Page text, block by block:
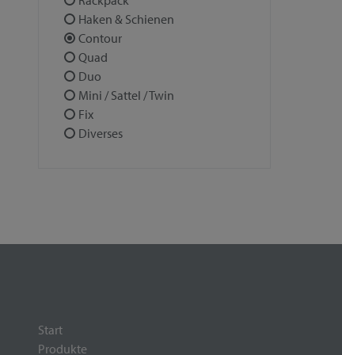
Haken & Schienen
Contour
Quad
Duo
Mini / Sattel / Twin
Fix
Diverses
Start
Produkte